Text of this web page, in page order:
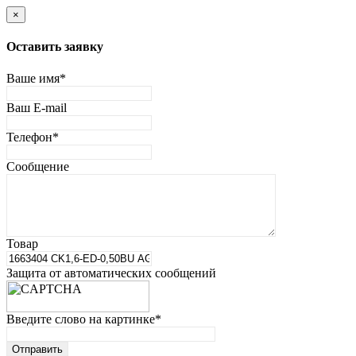
×
Оставить заявку
Ваше имя*
Ваш E-mail
Телефон*
Сообщение
Товар
Защита от автоматических сообщений
Введите слово на картинке*